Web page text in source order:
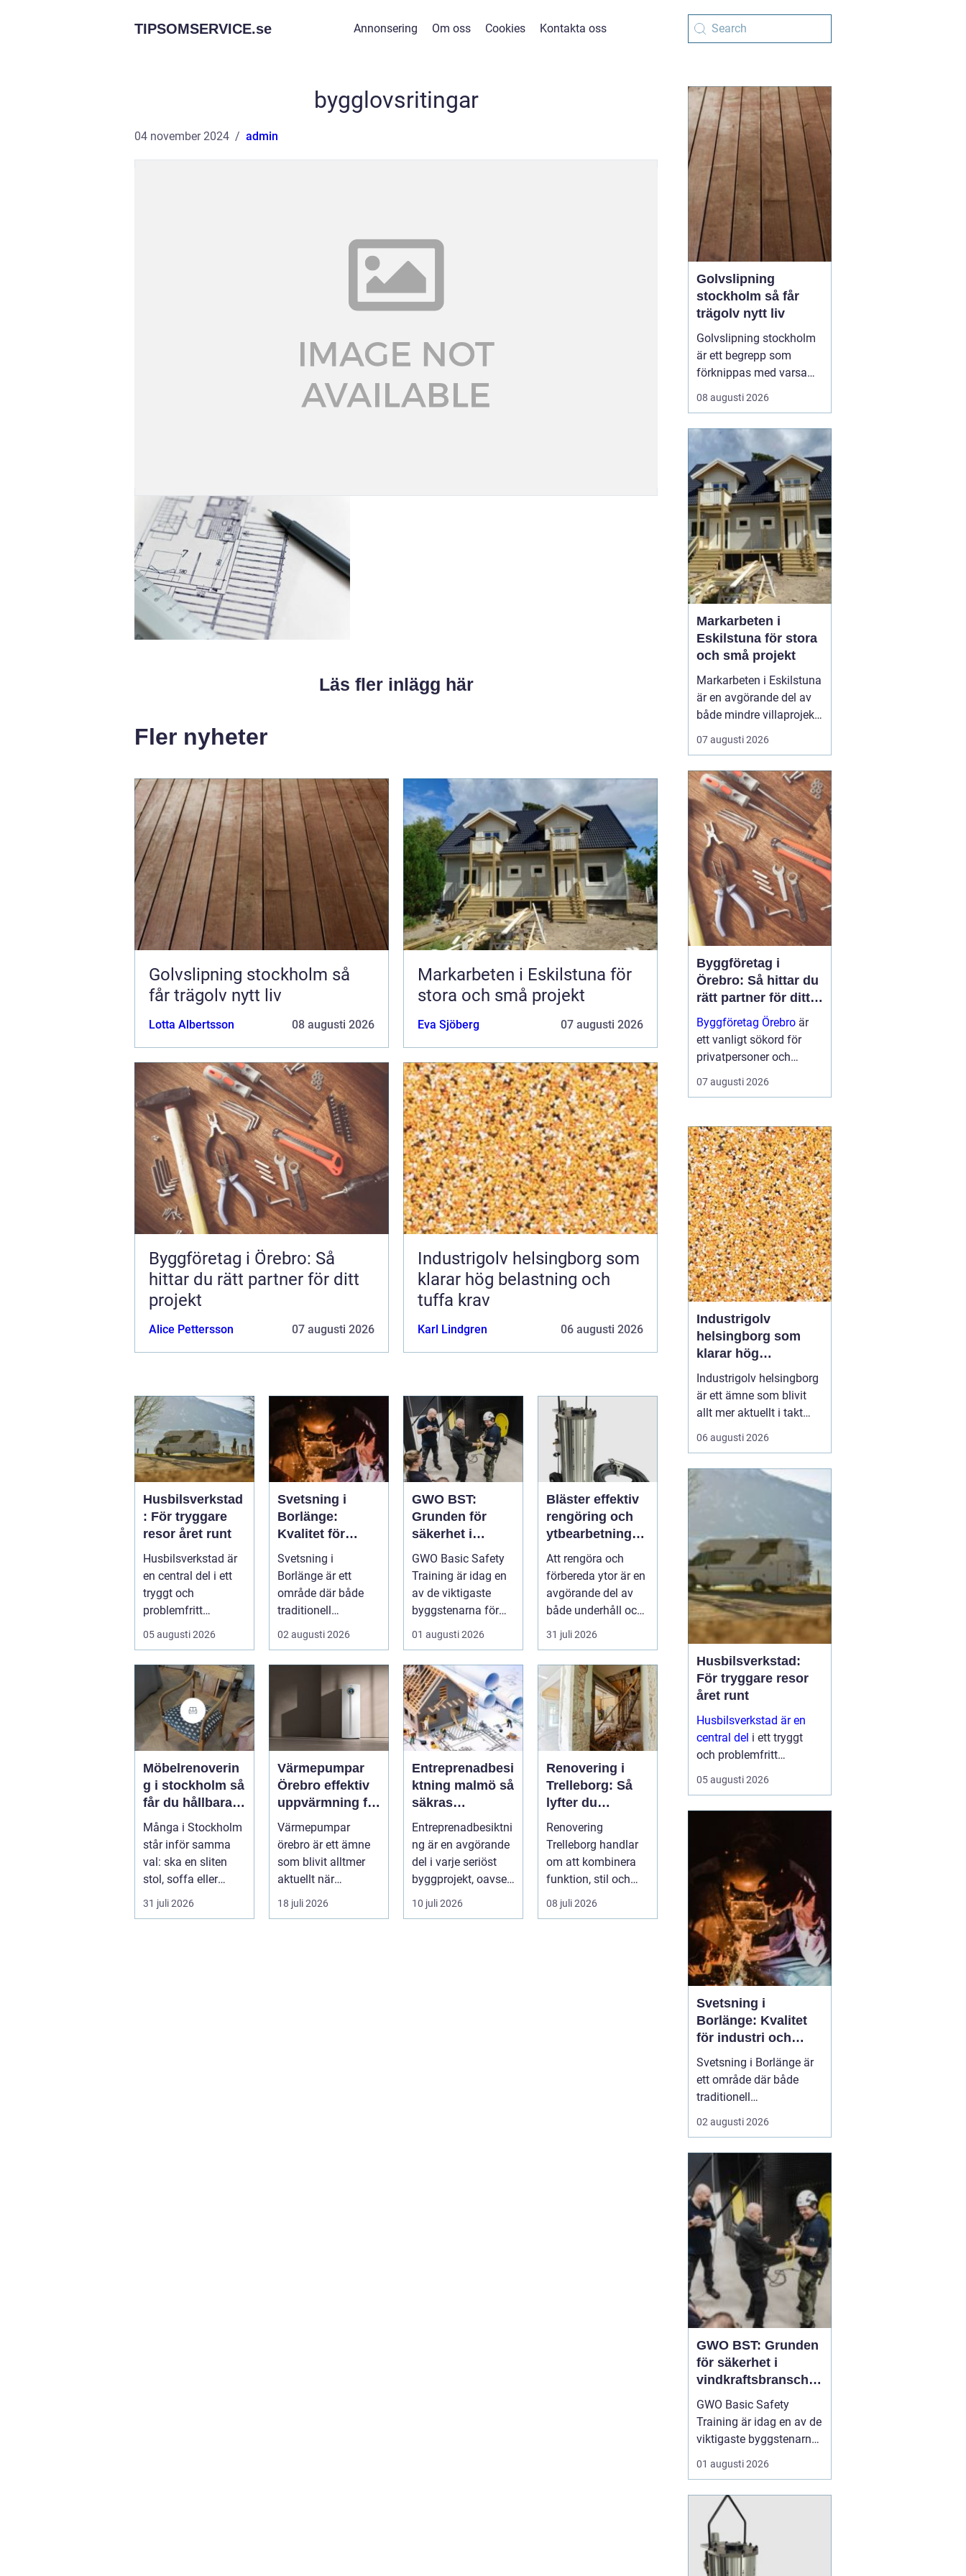
TIPSOMSERVICE.se Annonsering Om oss Cookies Kontakta oss
bygglovsritingar
04 november 2024 admin
Läs fler inlägg här
Fler nyheter
Golvslipning stockholm så
får trägolv nytt liv
Lotta Albertsson 08 augusti 2026
Markarbeten i Eskilstuna för
stora och små projekt
Eva Sjöberg 07 augusti 2026
Byggföretag i Örebro: Så
hittar du rätt partner för ditt
projekt
Alice Pettersson 07 augusti 2026
Industrigolv helsingborg som
klarar hög belastning och
tuffa krav
Karl Lindgren 06 augusti 2026
Husbilsverkstad
: För tryggare
resor året runt
Husbilsverkstad är
en central del i ett
tryggt och
problemfritt
husbilsliv. När en
husbil ...
05 augusti 2026
Svetsning i
Borlänge:
Kvalitet för
industri och
konstruktion
Svetsning i
Borlänge är ett
område där både
traditionell
verkstadsindustr...
02 augusti 2026
GWO BST:
Grunden för
säkerhet i
vindkraftsbrans
chen
GWO Basic Safety
Training är idag en
av de viktigaste
byggstenarna för
alla som vill arbet...
01 augusti 2026
Bläster effektiv
rengöring och
ytbearbetning
för proffs och
hantverkare
Att rengöra och
förbereda ytor är en
avgörande del av
både underhåll och
renovering. Färg,
rost, smu...
31 juli 2026
Möbelrenoverin
g i stockholm så
får du hållbara
och vackra
möbler
Många i Stockholm
står inför samma
val: ska en sliten
stol, soffa eller
fåtölj slängas,
säljas billi...
31 juli 2026
Värmepumpar
Örebro effektiv
uppvärmning för
hus och
fastigheter
Värmepumpar
örebro är ett ämne
som blivit alltmer
aktuellt när
energipriser stiger
och fler vill sän...
18 juli 2026
Entreprenadbesi
ktning malmö så
säkras
kvaliteten i
byggprojekt
Entreprenadbesiktni
ng är en avgörande
del i varje seriöst
byggprojekt, oavsett
om det handlar om
en ...
10 juli 2026
Renovering i
Trelleborg: Så
lyfter du
hemmet på ett
smart sätt
Renovering
Trelleborg handlar
om att kombinera
funktion, stil och
långsiktig ekonomi i
samma p...
08 juli 2026
Golvslipning
stockholm så får
trägolv nytt liv
Golvslipning stockholm
är ett begrepp som
förknippas med varsamt
hantverk, hållbara
lösningar och en stark
Många lägenheter och
hus i huvudstaden har
gamla trägolv som döljer
en potential under repor,
missfärgningar och
gamla ...
08 augusti 2026
Markarbeten i
Eskilstuna för stora
och små projekt
Markarbeten i Eskilstuna
är en avgörande del av
både mindre villaprojekt
och större
byggsatsningar, och rätt
en stabil grund för allt
som ska byggas
ovanpå. När marken
förbere...
07 augusti 2026
Byggföretag i
Örebro: Så hittar du
rätt partner för ditt
projekt
Byggföretag Örebro är
ett vanligt sökord för
privatpersoner och
företag som planerar att
bygga nytt, renovera eller
huset. Många vill ha en
trygg by...
07 augusti 2026
Industrigolv
helsingborg som
klarar hög
belastning och tuffa
krav
Industrigolv helsingborg
är ett ämne som blivit
allt mer aktuellt i takt
med att fler
verksamheter söker
lättskötta golvlösningar.
behöver golvet vara mer
än bara en slityta. Golvet
ska tåla tung trafi...
06 augusti 2026
Husbilsverkstad:
För tryggare resor
året runt
Husbilsverkstad är en
central del i ett tryggt
och problemfritt
husbilsliv. När en husbil
används som både
05 augusti 2026
Svetsning i
Borlänge: Kvalitet
för industri och
konstruktion
Svetsning i Borlänge är
ett område där både
traditionell
verkstadsindustri och
moderna
möts. I takt med att
kraven på hållbara
lösningar och hög
produktionssäkerhet ö...
02 augusti 2026
GWO BST: Grunden
för säkerhet i
vindkraftsbransche
n
GWO Basic Safety
Training är idag en av de
viktigaste byggstenarna
för alla som vill arbeta
professionellt inom
skapar en gemensam
säkerhetsnivå i en
bransch där jobbet ofta
sker långt frå...
01 augusti 2026